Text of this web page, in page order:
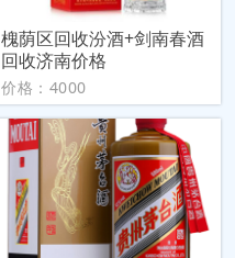
槐荫区回收汾酒+剑南春酒
回收济南价格
价格：4000